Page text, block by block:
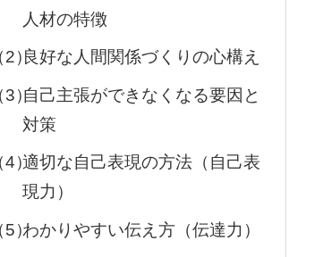
人材の特徴
2）良好な人間関係づくりの心構え
3）自己主張ができなくなる要因と
対策
4）適切な自己表現の方法（自己表
現力）
5）わかりやすい伝え方（伝達力）